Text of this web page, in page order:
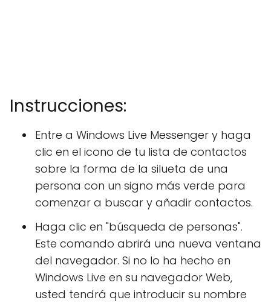
Instrucciones:
Entre a Windows Live Messenger y haga
clic en el icono de tu lista de contactos
sobre la forma de la silueta de una
persona con un signo más verde para
comenzar a buscar y añadir contactos.
Haga clic en "búsqueda de personas".
Este comando abrirá una nueva ventana
del navegador. Si no lo ha hecho en
Windows Live en su navegador Web,
usted tendrá que introducir su nombre